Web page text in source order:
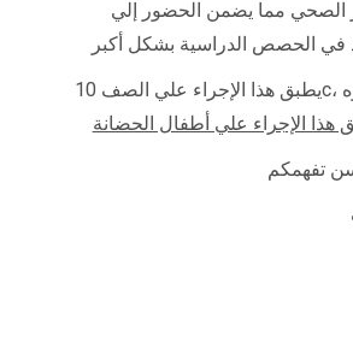
الصحي مما يضمن الحضور إلي
يطبق هذا الإجراء علي الصف 10c، والتي سيتم اختباره